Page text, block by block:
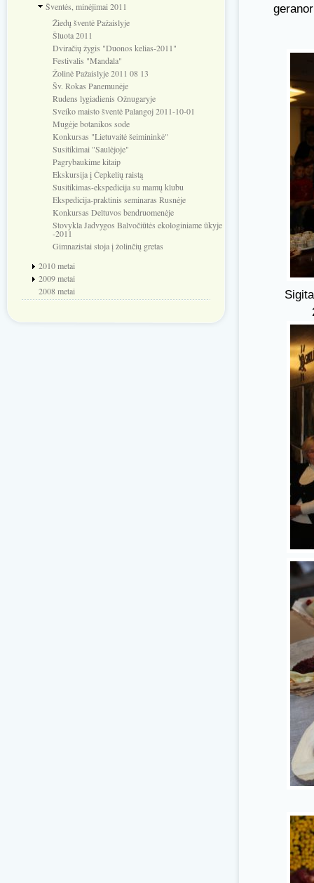
Šventės, minėjimai 2011
Žiedų šventė Pažaislyje
Šluota 2011
Dviračių žygis "Duonos kelias-2011"
Festivalis "Mandala"
Žolinė Pažaislyje 2011 08 13
Šv. Rokas Panemunėje
Rudens lygiadienis Ožnugaryje
Sveiko maisto šventė Palangoj 2011-10-01
Mugėje botanikos sode
Konkursas "Lietuvaitė šeimininkė"
Susitikimai "Saulėjoje"
Pagrybaukime kitaip
Ekskursija į Čepkelių raistą
Susitikimas-ekspedicija su mamų klubu
Ekspedicija-praktinis seminaras Rusnėje
Konkursas Deltuvos bendruomenėje
Stovykla Jadvygos Balvočiūtės ekologiniame ūkyje
-2011
Gimnazistai stoja į žolinčių gretas
2010 metai
2009 metai
2008 metai